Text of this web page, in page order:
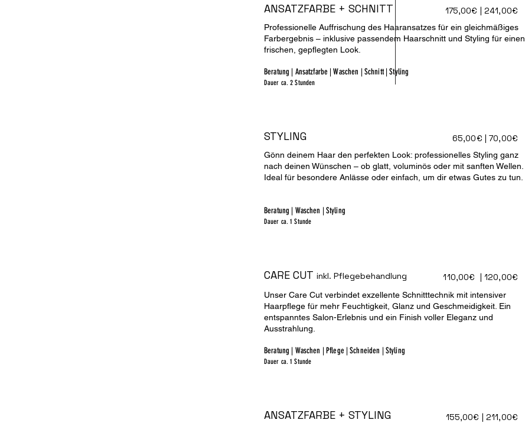
ANSATZFARBE + SCHNITT 175,00€ | 241,00€
Professionelle Auffrischung des Haaransatzes für ein gleichmäßiges
Farbergebnis – inklusive passendem Haarschnitt und Styling für einen
frischen, gepflegten Look.
Beratung | Ansatzfarbe | Waschen | Schnitt | Styling
Dauer ca. 2 Stunden
STYLING 65,00€ | 70,00€
Gönn deinem Haar den perfekten Look: professionelles Styling ganz
nach deinen Wünschen – ob glatt, voluminös oder mit sanften Wellen.
Ideal für besondere Anlässe oder einfach, um dir etwas Gutes zu tun.
Beratung | Waschen | Styling
Dauer ca. 1 Stunde
CARE CUT inkl. Pflegebehandlung 110,00€ | 120,00€
Unser Care Cut verbindet exzellente Schnitttechnik mit intensiver
Haarpflege für mehr Feuchtigkeit, Glanz und Geschmeidigkeit. Ein
entspanntes Salon-Erlebnis und ein Finish voller Eleganz und
Ausstrahlung.
Beratung | Waschen | Pflege | Schneiden | Styling
Dauer ca. 1 Stunde
ANSATZFARBE + STYLING 155,00€ | 211,00€